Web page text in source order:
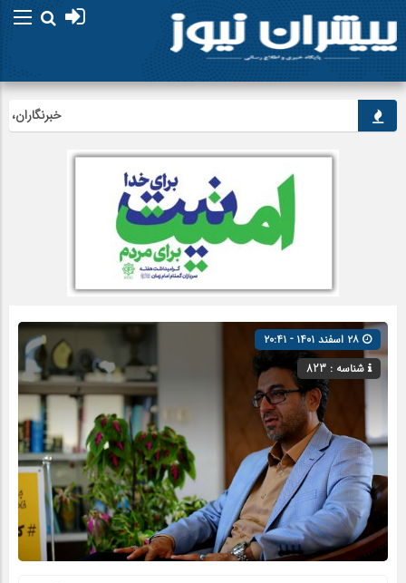
خبرنگاران،
شناسه : 823